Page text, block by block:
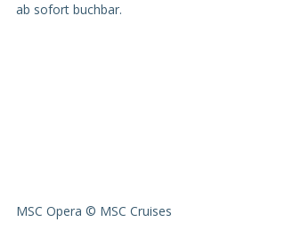
ab sofort buchbar.
MSC Opera © MSC Cruises